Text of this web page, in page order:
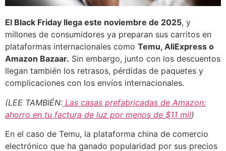
El Black Friday llega este noviembre de 2025, y
millones de consumidores ya preparan sus carritos en
plataformas internacionales como Temu, AliExpress o
Amazon Bazaar. Sin embargo, junto con los descuentos
llegan también los retrasos, pérdidas de paquetes y
complicaciones con los envíos internacionales.
(LEE TAMBIÉN: Las casas prefabricadas de Amazon:
ahorro en tu factura de luz por menos de $11 mil)
En el caso de Temu, la plataforma china de comercio
electrónico que ha ganado popularidad por sus precios